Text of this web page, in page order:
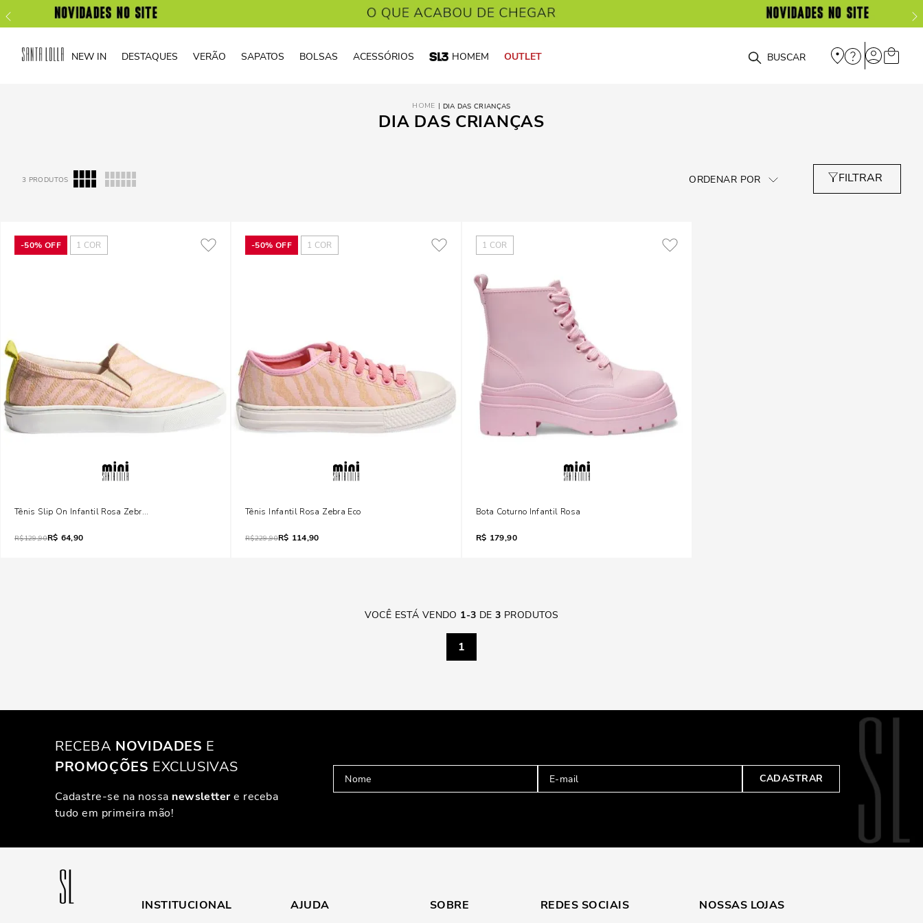
NEW IN DESTAQUES VERÃO SAPATOS BOLSAS ACESSÓRIOS HOMEM OUTLET O que você está procurando?
DIA DAS CRIANÇAS
DIA DAS CRIANÇAS
3 PRODUTOS
-50% OFF 1 COR
Tênis Slip On Infantil Rosa Zebra Eco
R$129,90R$ 64,90
-50% OFF 1 COR
Tênis Infantil Rosa Zebra Eco
R$229,90R$ 114,90
1 COR
Bota Coturno Infantil Rosa
R$ 179,90
VOCÊ ESTÁ VENDO 1-3 DE3 PRODUTOS
1
RECEBA NOVIDADES E
PROMOÇÕES EXCLUSIVAS
Cadastre-se na nossa newslettere receba
tudo em primeira mão!
CADASTRAR
INSTITUCIONAL AJUDA SOBRE REDES SOCIAIS NOSSAS LOJAS